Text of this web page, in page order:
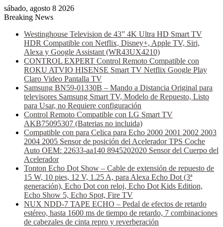
sábado, agosto 8 2026
Breaking News
Westinghouse Television de 43” 4K Ultra HD Smart TV
HDR Compatible con Netflix, Disney+, Apple TV, Siri,
Alexa y Google Assistant (WR43UX4210)
CONTROL EXPERT Control Remoto Compatible con
ROKU ATVIO HISENSE Smart TV Netflix Google Play
Claro Video Pantalla TV
Samsung BN59-01330B – Mando a Distancia Original para
televisores Samsung Smart TV, Modelo de Repuesto, Listo
para Usar, no Requiere configuración
Control Remoto Compatible con LG Smart TV
AKB75095307 (Baterias no incluida)
Compatible con para Celica para Echo 2000 2001 2002 2003
2004 2005 Sensor de posición del Acelerador TPS Coche
Auto OEM: 22633-aa140 8945202020 Sensor del Cuerpo del
Acelerador
Tonton Echo Dot Show – Cable de extensión de repuesto de
15 W, 10 pies, 12 V, 1.25 A, para Alexa Echo Dot (3ª
generación), Echo Dot con reloj, Echo Dot Kids Edition,
Echo Show 5, Echo Spot, Fire TV
NUX NDD-7 TAPE ECHO – Pedal de efectos de retardo
estéreo, hasta 1600 ms de tiempo de retardo, 7 combinaciones
de cabezales de cinta repro y reverberación